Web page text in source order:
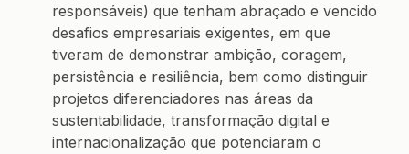
responsáveis) que tenham abraçado e vencido
desafios empresariais exigentes, em que
tiveram de demonstrar ambição, coragem,
persistência e resiliência, bem como distinguir
projetos diferenciadores nas áreas da
sustentabilidade, transformação digital e
internacionalização que potenciaram o